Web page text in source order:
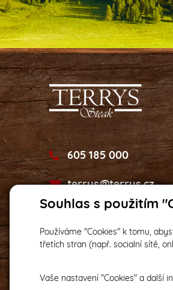
Souhlas s použitím
Používáme "Cookies" k tomu,
třetích stran (např. socialní sítě,
Vaše nastavení "Cookies" a další
605 185 000
terrys@terrys.cz